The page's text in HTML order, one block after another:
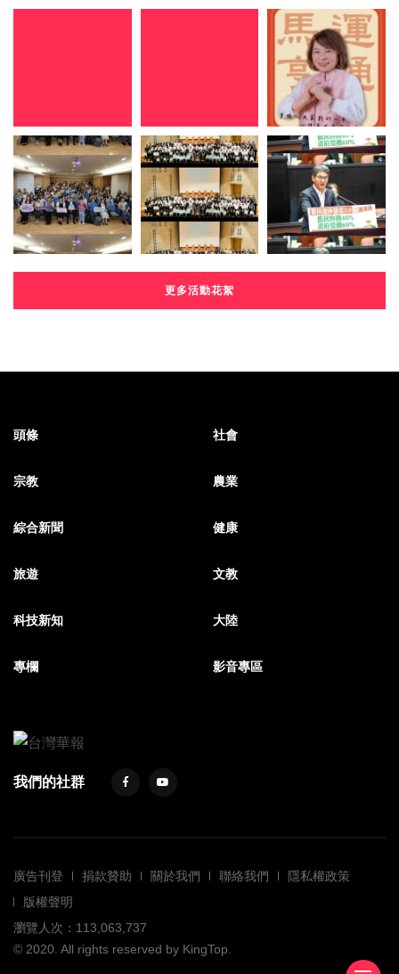
更多活動花絮
頭條 社會
宗教 農業
綜合新聞 健康
旅遊 文教
科技新知 大陸
專欄 影音專區
我們的社群
廣告刊登 捐款贊助 關於我們 聯絡我們
隱私權政策
版權聲明
瀏覽人次：113,063,737
© 2020. All rights reserved by KingTop.